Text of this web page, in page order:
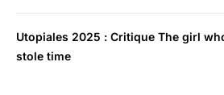
Utopiales 2025 : Critique The girl
stole time